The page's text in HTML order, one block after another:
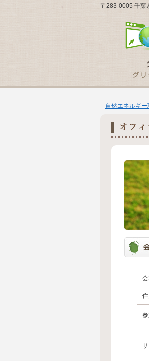
〒283-0005 千葉
自然エネルギー
会
住
参
サ